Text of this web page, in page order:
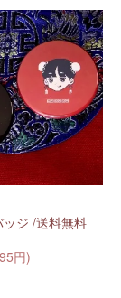
ジ /送料無料
円)